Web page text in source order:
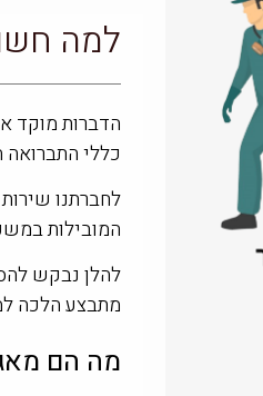
למה
הדברות מוקד
כללי
לחברתנו
המובילות
להלן נבקש
מתבצע הלכה
מה הם